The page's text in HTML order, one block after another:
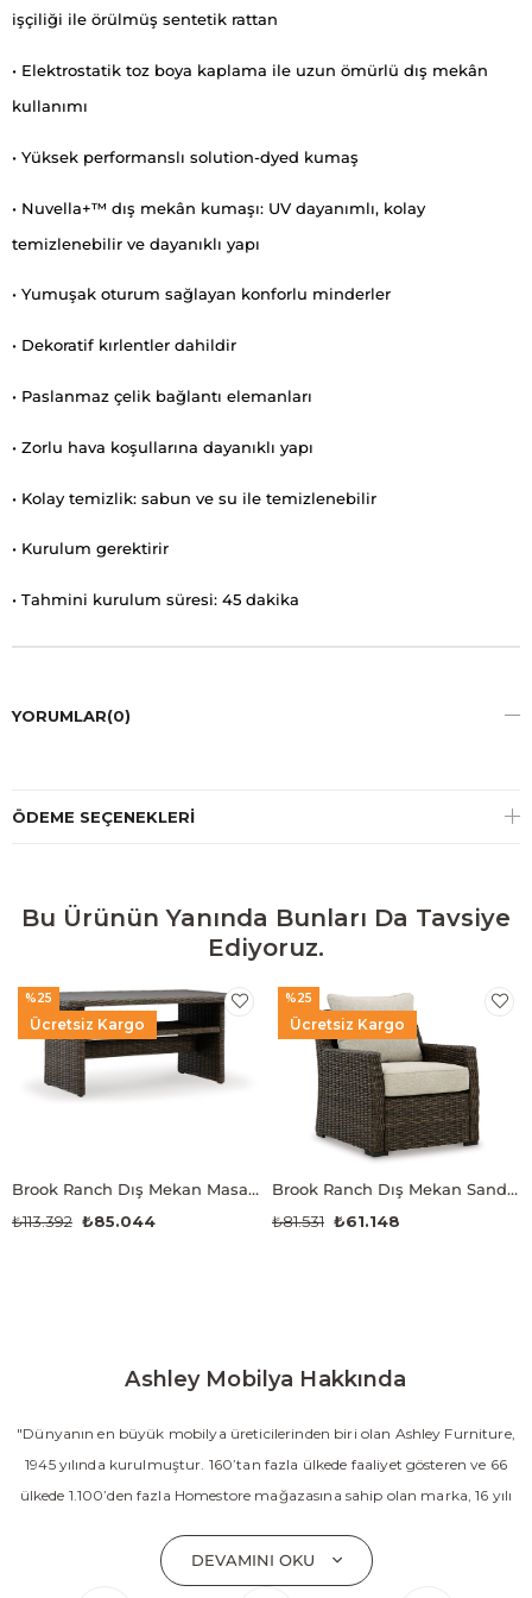
işçiliği ile örülmüş sentetik rattan
• Elektrostatik toz boya kaplama ile uzun ömürlü dış mekân
kullanımı
• Yüksek performanslı solution-dyed kumaş
• Nuvella+™ dış mekân kumaşı: UV dayanımlı, kolay
temizlenebilir ve dayanıklı yapı
• Yumuşak oturum sağlayan konforlu minderler
• Dekoratif kırlentler dahildir
• Paslanmaz çelik bağlantı elemanları
• Zorlu hava koşullarına dayanıklı yapı
• Kolay temizlik: sabun ve su ile temizlenebilir
• Kurulum gerektirir
• Tahmini kurulum süresi: 45 dakika
YORUMLAR(0)
ÖDEME SEÇENEKLERI
Bu Ürünün Yanında Bunları Da Tavsiye
Ediyoruz.
Brook Ranch Dış Mekan Masası
₺85.044
₺113.392
Ücretsiz Kargo
%25
Brook Ranch Dış Mekan Sandalyesi
₺61.148
₺81.531
Ücretsiz Kargo
%25
Ashley Mobilya Hakkında
"Dünyanın en büyük mobilya üreticilerinden biri olan Ashley Furniture,
1945 yılında kurulmuştur. 160’tan fazla ülkede faaliyet gösteren ve 66
ülkede 1.100’den fazla Homestore mağazasına sahip olan marka, 16 yılı
yatak odası, oturma odası, yemek odası, home ofis ve ev dekorasyon
aksesuarları dahil olmak üzere 20’den fazla ürün kategorisinde geniş bir
DEVAMINI OKU